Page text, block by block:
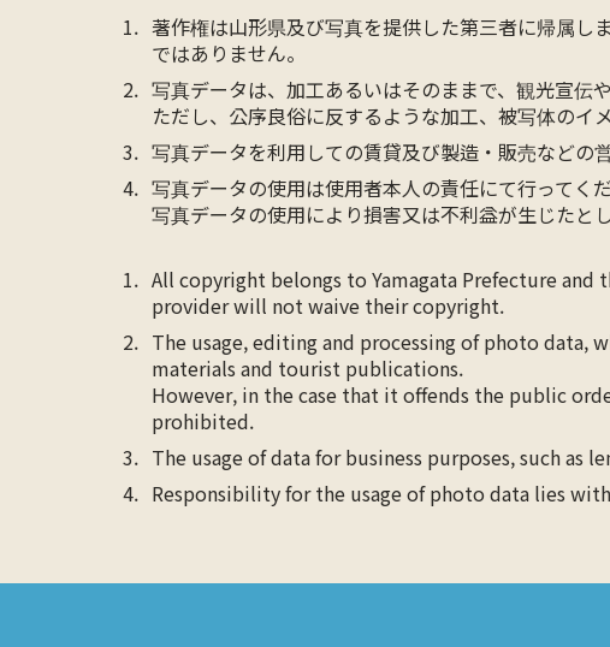
著作権は山形県及び写真を提供した第三者に帰属し
ではありません。
写真データは、加工あるいはそのままで、観光宣伝
ただし、公序良俗に反するような加工、被写体のイ
写真データを利用しての賃貸及び製造・販売などの
写真データの使用は使用者本人の責任にて行ってくだ
写真データの使用により損害又は不利益が生じたと
All copyright belongs to Yamagata Prefecture
provider will not waive their copyright.
The usage, editing and processing of photo
materials and tourist publications.
However, in the case that it offends the public
prohibited.
The usage of data for business purposes, such as
Responsibility for the usage of photo data lies